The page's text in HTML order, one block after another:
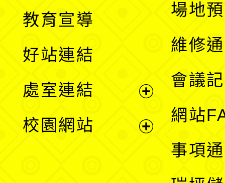
單
教育宣導
好站連結
處室連結
校園網站
場地
維修
會議
網站
事項